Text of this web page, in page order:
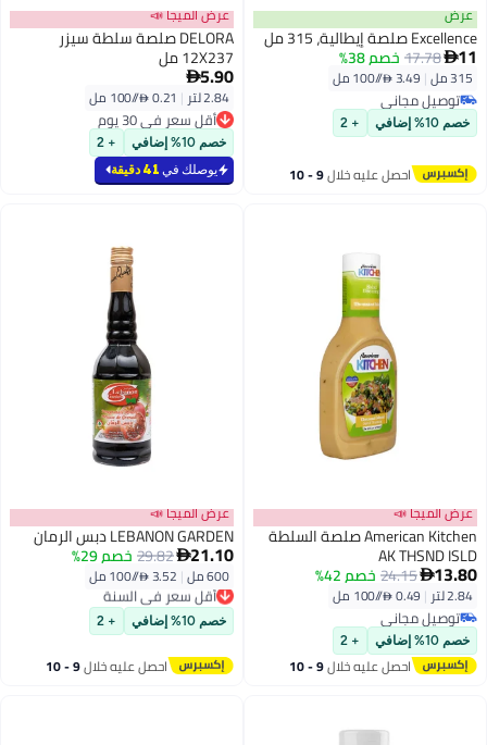
عرض
Excellence صلصة إيطالية، 315 مل
11
17.78خصم 38%
315 مل |
توصيل مجاني
توصيل مجاني
خصم 10% إضافي + 2
احصل عليه خلال 9 - 10
اغسطس
عرض الميجا 📣
DELORA صلصة سلطة سيزر
12X237 مل
5.90
2.84 لتر |
أقل سعر في 30 يوم
أقل سعر في 30 يوم
خصم 10% إضافي + 2
يوصلك في 41 دقيقة
عرض الميجا 📣
American Kitchen صلصة السلطة
AK THSND ISLD
13.80
24.15خصم 42%
2.84 لتر |
توصيل مجاني
توصيل مجاني
خصم 10% إضافي + 2
احصل عليه خلال 9 - 10
عرض الميجا 📣
LEBANON GARDEN دبس الرمان
21.10
29.82خصم 29%
600 مل |
أقل سعر في السنة
توصيل مجاني
أقل سعر في السنة
خصم 10% إضافي + 2
احصل عليه خلال 9 - 10